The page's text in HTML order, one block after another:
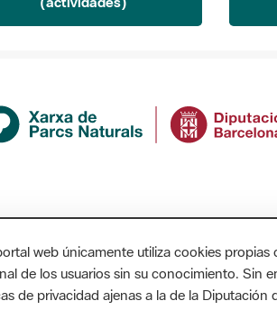
AVISO LEGAL ACCESIBILIDAD
web únicamente utiliza cookies
de los usuarios sin su conocimiento. Sin
de privacidad ajenas a la de la